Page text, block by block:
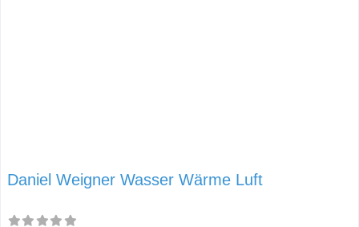
Daniel Weigner Wasser Wärme Luft